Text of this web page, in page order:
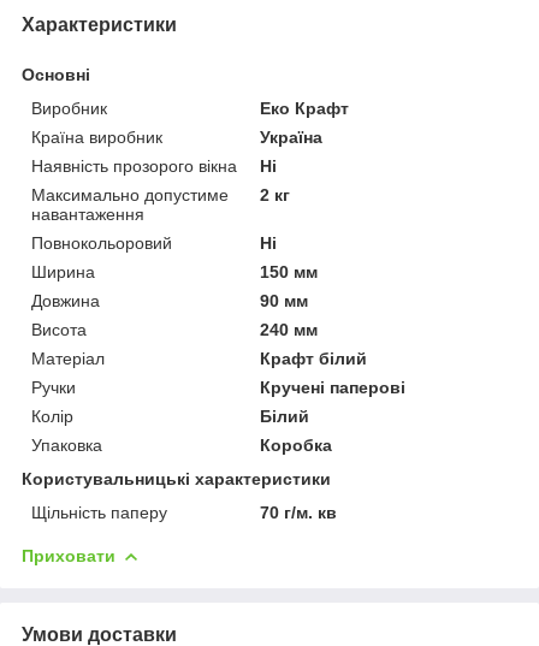
Характеристики
Основні
Виробник
Еко Крафт
Країна виробник
Україна
Наявність прозорого вікна
Ні
Максимально допустиме
навантаження
2 кг
Повнокольоровий
Ні
Ширина
150 мм
Довжина
90 мм
Висота
240 мм
Матеріал
Крафт білий
Ручки
Кручені паперові
Колір
Білий
Упаковка
Коробка
Користувальницькі характеристики
Щільність паперу
70 г/м. кв
Приховати
Умови доставки